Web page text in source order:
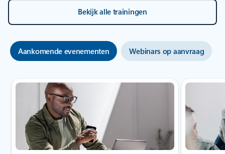
Bekijk alle trainingen
Aankomende evenementen Webinars op aanvraag
Dia 1 van 2 wordt weergegeven